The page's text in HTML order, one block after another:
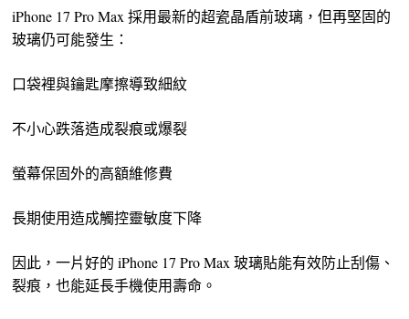
iPhone 17 Pro Max 採用最新的超瓷晶盾前玻璃，但再堅固的
玻璃仍可能發生：
口袋裡與鑰匙摩擦導致細紋
不小心跌落造成裂痕或爆裂
螢幕保固外的高額維修費
長期使用造成觸控靈敏度下降
因此，一片好的 iPhone 17 Pro Max 玻璃貼能有效防止刮傷、
裂痕，也能延長手機使用壽命。